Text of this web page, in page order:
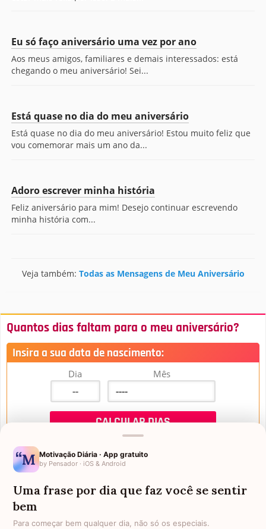
Eu só faço aniversário uma vez por ano
Aos meus amigos, familiares e demais interessados: está
chegando o meu aniversário! Sei...
Está quase no dia do meu aniversário
Está quase no dia do meu aniversário! Estou muito feliz que
vou comemorar mais um ano da...
Adoro escrever minha história
Feliz aniversário para mim! Desejo continuar escrevendo
minha história com...
Veja também: Todas as Mensagens de Meu Aniversário
Quantos dias faltam para o meu aniversário?
Insira a sua data de nascimento:
Dia Mês
Mensagens de Aniversário
Motivação Diária · App gratuito
by Pensador · iOS & Android
Uma frase por dia que faz você se sentir
bem
Para começar bem qualquer dia, não só os especiais.